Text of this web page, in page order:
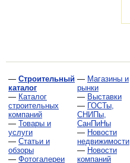
— Строительный
каталог
— Каталог
строительных
компаний
— Товары и
услуги
— Статьи и
обзоры
— Фотогалереи
— Магазины и
рынки
— Выставки
— ГОСТы,
СНИПы,
СанПиНы
— Новости
недвижимости
— Новости
компаний